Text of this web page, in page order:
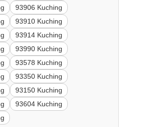
93906 Kuching
93910 Kuching
93914 Kuching
93990 Kuching
93578 Kuching
93350 Kuching
93150 Kuching
93604 Kuching